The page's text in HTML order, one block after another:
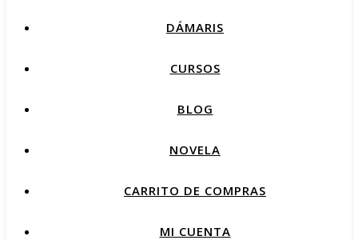
DÁMARIS
CURSOS
BLOG
NOVELA
CARRITO DE COMPRAS
MI CUENTA